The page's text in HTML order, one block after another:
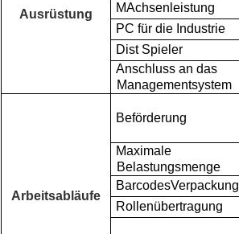
Ausrüstung
MAchsenleistung
PC für die Industrie
Dist Spieler
Anschluss an das
Managementsystem
Arbeitsabläufe
Beförderung
Maximale
Belastungsmenge
BarcodesVerpackung
Rollenübertragung